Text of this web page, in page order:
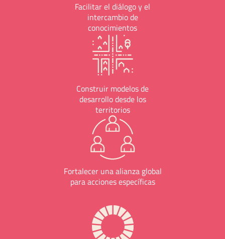
Facilitar el diálogo y el
intercambio de
conocimientos
Construir modelos de
desarrollo desde los
territorios
Fortalecer una alianza global
para acciones específicas